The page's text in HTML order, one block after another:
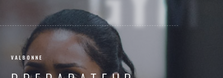
VALBONNE